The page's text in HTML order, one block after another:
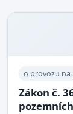
o provozu
Zákon č.